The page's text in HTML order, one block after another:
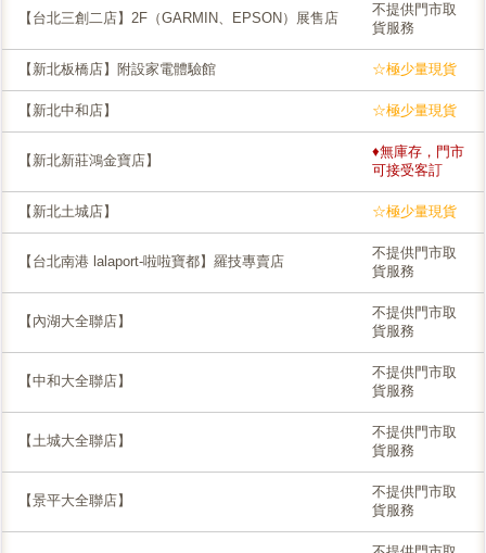
【台北三創二店】2F（GARMIN、EPSON）展售店
不提供門市取
貨服務
【新北板橋店】附設家電體驗館 ☆極少量現貨
【新北中和店】 ☆極少量現貨
【新北新莊鴻金寶店】
♦無庫存，門市
可接受客訂
【新北土城店】 ☆極少量現貨
【台北南港 lalaport-啦啦寶都】羅技專賣店
不提供門市取
貨服務
【內湖大全聯店】
不提供門市取
貨服務
【中和大全聯店】
不提供門市取
貨服務
【土城大全聯店】
不提供門市取
貨服務
【景平大全聯店】
不提供門市取
貨服務